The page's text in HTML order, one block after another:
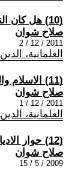
(10) هل كان النبي يأكل لحم الخنزير؟
صلاح شوان
2011 / 12 / 2
العلمانية،
(11) الاسلام والديقراطية باختصار شديد
صلاح شوان
2011 / 12 / 1
العلمانية،
(12) حوار الاديان حوار الطرشان؟ ام حوار متحضر؟
صلاح شوان
2009 / 5 / 15